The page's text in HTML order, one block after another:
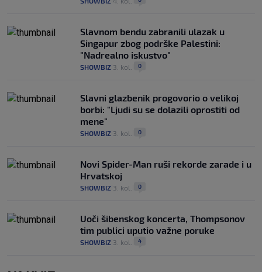
Slavnom bendu zabranili ulazak u
Singapur zbog podrške Palestini:
"Nadrealno iskustvo"
SHOWBIZ 3. kol. 0
Slavni glazbenik progovorio o velikoj
borbi: "Ljudi su se dolazili oprostiti od
mene"
SHOWBIZ 3. kol. 0
Novi Spider-Man ruši rekorde zarade i u
Hrvatskoj
SHOWBIZ 3. kol. 0
Uoči šibenskog koncerta, Thompsonov
tim publici uputio važne poruke
SHOWBIZ 3. kol. 4